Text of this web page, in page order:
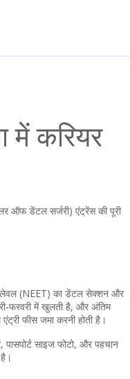
में करियर
ऑफ डेंटल सर्जरी) एंट्रेंस की पूरी
लेवल (NEET) का डेंटल सेक्शन और
में खुलती है, और अंतिम
फीस जमा करनी होती है।
साइज फोटो, और पहचान